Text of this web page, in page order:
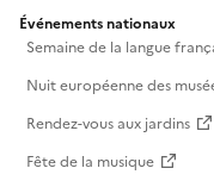
Événements nationaux
Semaine de la langue
Nuit européenne des
Rendez-vous aux jardins
Fête de la musique